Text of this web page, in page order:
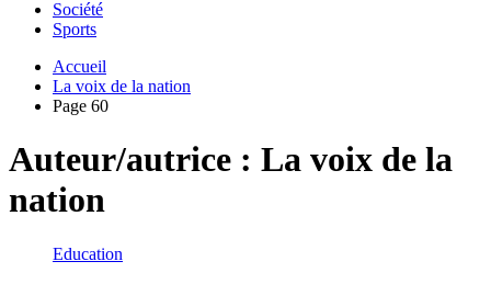
Société
Sports
Accueil
La voix de la nation
Page 60
Auteur/autrice : La voix de la
nation
Education